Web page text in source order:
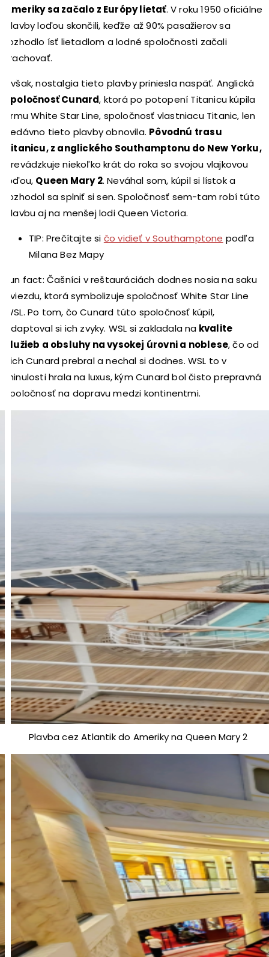
Ameriky sa začalo z Európy lietať. V roku 1950 oficiálne
plavby loďou skončili, keďže až 90% pasažierov sa
rozhodlo ísť lietadlom a lodné spoločnosti začali
krachovať.
Avšak, nostalgia tieto plavby priniesla naspäť. Anglická
spoločnosť Cunard, ktorá po potopení Titanicu kúpila
firmu White Star Line, spoločnosť vlastniacu Titanic, len
nedávno tieto plavby obnovila. Pôvodnú trasu
Titanicu, z anglického Southamptonu do New Yorku,
prevádzkuje niekoľko krát do roka so svojou vlajkovou
loďou, Queen Mary 2. Neváhal som, kúpil si lístok a
rozhodol sa splniť si sen. Spoločnosť sem-tam robí túto
plavbu aj na menšej lodi Queen Victoria.
TIP: Prečítajte si čo vidieť v Southamptone podľa
Milana Bez Mapy
Fun fact: Čašníci v reštauráciách dodnes nosia na saku
hviezdu, ktorá symbolizuje spoločnosť White Star Line
WSL. Po tom, čo Cunard túto spoločnosť kúpil,
adaptoval si ich zvyky. WSL si zakladala na kvalite
služieb a obsluhy na vysokej úrovni a noblese, čo od
nich Cunard prebral a nechal si dodnes. WSL to v
minulosti hrala na luxus, kým Cunard bol čisto prepravná
spoločnosť na dopravu medzi kontinentmi.
Plavba cez Atlantik do Ameriky na Queen Mary 2